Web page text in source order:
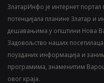
ЗлатарИнфо је интернет
потенцијала планине Златар и
дешавањима у општини Нова
Задовољство наших
поузданих информација и
програмима, знаменитим
овог краја.